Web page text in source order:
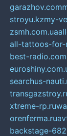
garazhov.com
stroyu.kzmy-
zsmh.com.ua
all-tattoos-for-
best-
searchus-
xtreme-rp.ru
orenferma.ru
backstage-